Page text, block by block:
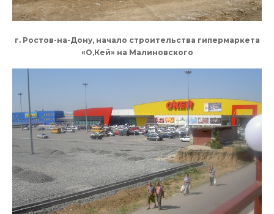
г. Ростов-на-Дону, начало строительства гипермаркета
«О,Кей» на Малиновского